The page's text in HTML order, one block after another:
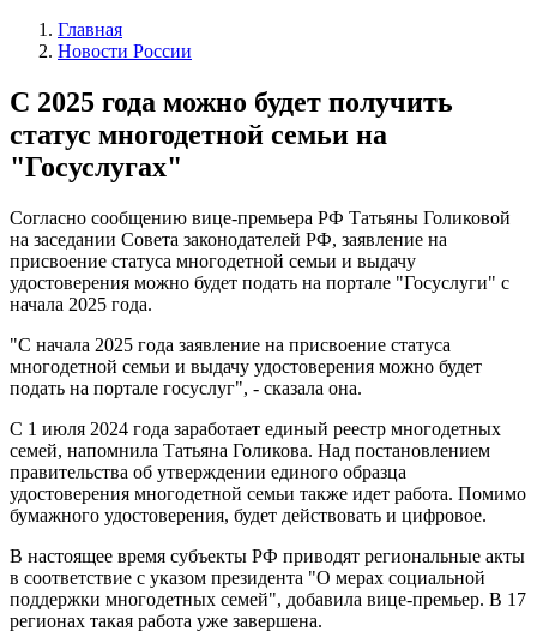
Главная
Новости России
С 2025 года можно будет получить
статус многодетной семьи на
"Госуслугах"
Согласно сообщению вице-премьера РФ Татьяны Голиковой
на заседании Совета законодателей РФ, заявление на
присвоение статуса многодетной семьи и выдачу
удостоверения можно будет подать на портале "Госуслуги" с
начала 2025 года.
"С начала 2025 года заявление на присвоение статуса
многодетной семьи и выдачу удостоверения можно будет
подать на портале госуслуг", - сказала она.
С 1 июля 2024 года заработает единый реестр многодетных
семей, напомнила Татьяна Голикова. Над постановлением
правительства об утверждении единого образца
удостоверения многодетной семьи также идет работа. Помимо
бумажного удостоверения, будет действовать и цифровое.
В настоящее время субъекты РФ приводят региональные акты
в соответствие с указом президента "О мерах социальной
поддержки многодетных семей", добавила вице-премьер. В 17
регионах такая работа уже завершена.